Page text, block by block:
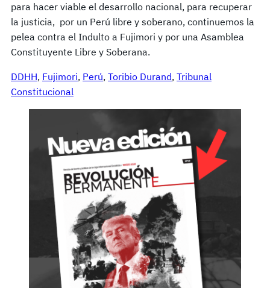
para hacer viable el desarrollo nacional, para recuperar
la justicia, por un Perú libre y soberano, continuemos la
pelea contra el Indulto a Fujimori y por una Asamblea
Constituyente Libre y Soberana.
DDHH, Fujimori, Perú, Toribio Durand, Tribunal
Constitucional